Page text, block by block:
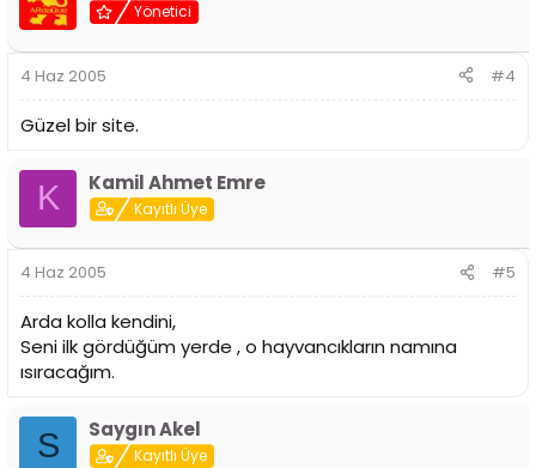
Yönetici
4 Haz 2005 #4
Güzel bir site.
K Kamil Ahmet Emre
Kayıtlı Üye
4 Haz 2005 #5
Arda kolla kendini,
Seni ilk gördüğüm yerde , o hayvancıkların namına
ısıracağım.
S Saygın Akel
Kayıtlı Üye